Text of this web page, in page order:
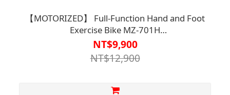
【MOTORIZED】 Full-Function Hand and Foot
Exercise Bike MZ-701H
PLUS【F1BE8238GRA0001】
NT$9,900
NT$12,900